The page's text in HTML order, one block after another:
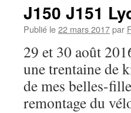
J150 J151
Publié le22 mars 2017par
29 et 30 août
une trentaine de
de mes belles-
remontage du